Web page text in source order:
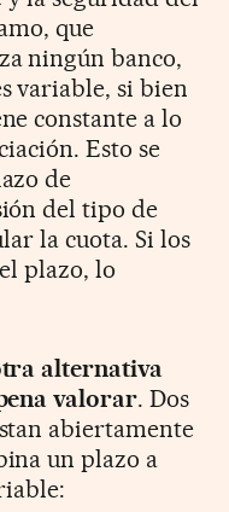
que
ningún banco,
variable, si bien
constante a lo
Esto se
de
del tipo de
la cuota. Si los
plazo, lo
alternativa
valorar. Dos
abiertamente
un plazo a